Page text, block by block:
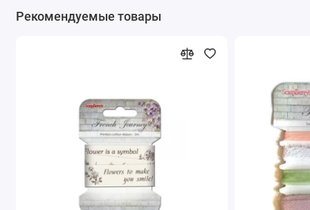
Рекомендуемые товары